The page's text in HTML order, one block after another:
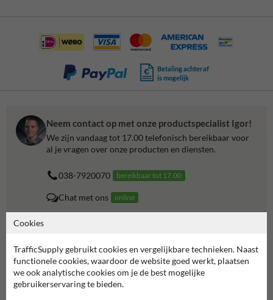
Betaling achteraf
is mogelijk
Neem contact op met onze productspecialist Igor!
We zijn vandaag tot 17.00 telefonisch bereikbaar voor
al je vragen over onze producten en diensten.
038-7920070 bereikbaar tot 17.00
Chat met ons online
Alle contactgegevens
Cookies
TrafficSupply gebruikt cookies en vergelijkbare technieken. Naast
functionele cookies, waardoor de website goed werkt, plaatsen
we ook analytische cookies om je de best mogelijke
gebruikerservaring te bieden.